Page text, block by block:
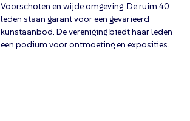
Voorschoten en wijde omgeving. De ruim 40
leden staan garant voor een gevarieerd
kunstaanbod. De vereniging biedt haar leden
een podium voor ontmoeting en exposities.